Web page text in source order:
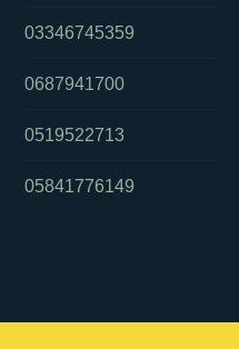
03346745359
0687941700
0519522713
05841776149